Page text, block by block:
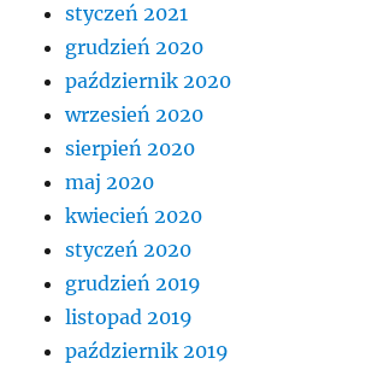
styczeń 2021
grudzień 2020
październik 2020
wrzesień 2020
sierpień 2020
maj 2020
kwiecień 2020
styczeń 2020
grudzień 2019
listopad 2019
październik 2019